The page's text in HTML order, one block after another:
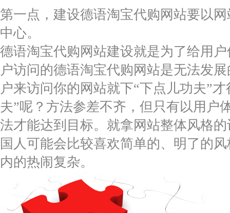
第一点，建设德语淘宝代购网站要以
中心。
德语淘宝代购网站建设就是为了给用
户访问的德语淘宝代购网站是无法发
户来访问你的网站就下“下点儿功夫”
夫”呢？方法参差不齐，但只有以用户
法才能达到目标。就拿网站整体风格
国人可能会比较喜欢简单的、明了的
内的热闹复杂。